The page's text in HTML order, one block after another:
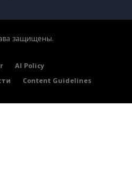
защищены.
AI Policy
Content Guidelines